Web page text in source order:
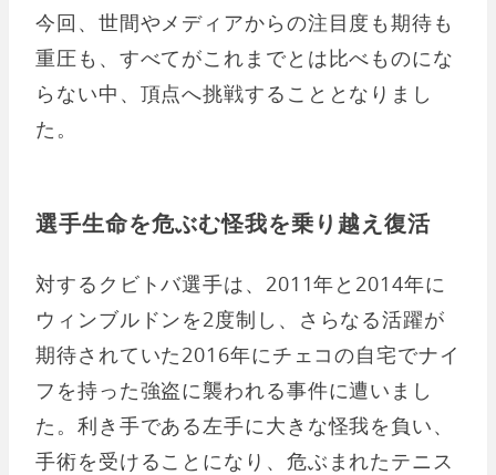
今回、世間やメディアからの注目度も期待も
重圧も、すべてがこれまでとは比べものにな
らない中、頂点へ挑戦することとなりまし
た。
選手生命を危ぶむ怪我を乗り越え復活
対するクビトバ選手は、2011年と2014年に
ウィンブルドンを2度制し、さらなる活躍が
期待されていた2016年にチェコの自宅でナイ
フを持った強盗に襲われる事件に遭いまし
た。利き手である左手に大きな怪我を負い、
手術を受けることになり、危ぶまれたテニス